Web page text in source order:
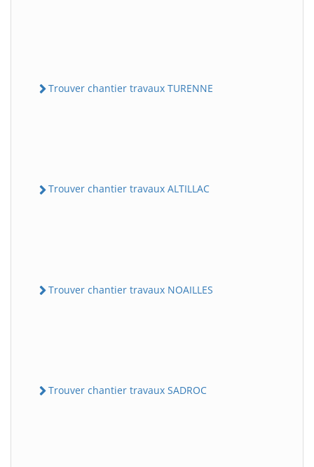
Trouver chantier travaux TURENNE
Trouver chantier travaux ALTILLAC
Trouver chantier travaux NOAILLES
Trouver chantier travaux SADROC